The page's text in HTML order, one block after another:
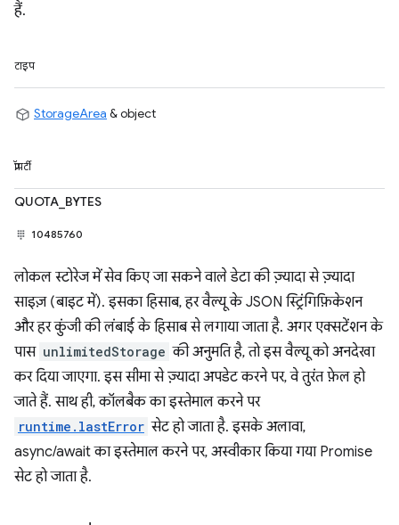
हैं.
टाइप
StorageArea & object
प्रॉपर्टी
QUOTA_BYTES
10485760
लोकल स्टोरेज में सेव किए जा सकने वाले डेटा की ज़्यादा से ज़्यादा
साइज़ (बाइट में). इसका हिसाब, हर वैल्यू के JSON स्ट्रिंगिफ़िकेशन
और हर कुंजी की लंबाई के हिसाब से लगाया जाता है. अगर एक्सटेंशन के
पास unlimitedStorage की अनुमति है, तो इस वैल्यू को अनदेखा
कर दिया जाएगा. इस सीमा से ज़्यादा अपडेट करने पर, वे तुरंत फ़ेल हो
जाते हैं. साथ ही, कॉलबैक का इस्तेमाल करने पर
runtime.lastError सेट हो जाता है. इसके अलावा,
async/await का इस्तेमाल करने पर, अस्वीकार किया गया Promise
सेट हो जाता है.